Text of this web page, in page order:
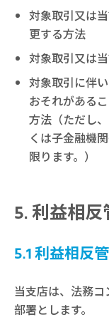
対象取引又は
更する方法
対象取引又は
対象取引に伴
おそれがある
方法（ただし
くは子金融機
限ります。）
利益相反
5.1 利益相反
当支店は、法務
部署とします。